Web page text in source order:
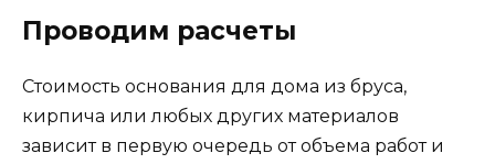
Проводим расчеты
Стоимость основания для дома из бруса,
кирпича или любых других материалов
зависит в первую очередь от объема работ и